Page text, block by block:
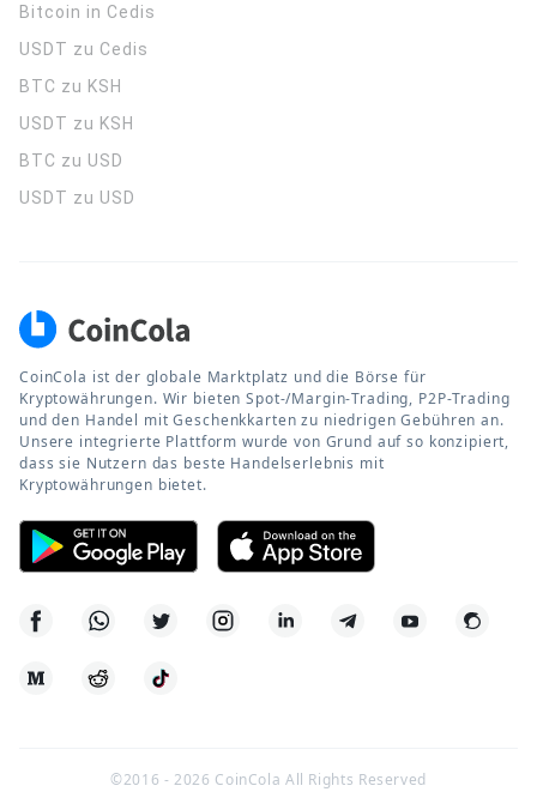
Bitcoin in Cedis
USDT zu Cedis
BTC zu KSH
USDT zu KSH
BTC zu USD
USDT zu USD
CoinCola ist der globale Marktplatz und die Börse für
Kryptowährungen. Wir bieten Spot-/Margin-Trading, P2P-Trading
und den Handel mit Geschenkkarten zu niedrigen Gebühren an.
Unsere integrierte Plattform wurde von Grund auf so konzipiert,
dass sie Nutzern das beste Handelserlebnis mit
Kryptowährungen bietet.
©2016 -2026 CoinCola All Rights Reserved